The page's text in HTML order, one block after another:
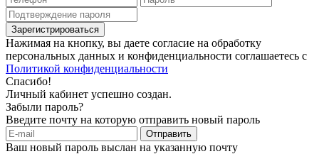
Зарегистрироваться
Нажимая на кнопку, вы даете согласие на обработку
персональных данных и конфиденциальности соглашаетесь с
Политикой конфиденциальности
Спасибо!
Личный кабинет успешно создан.
Забыли пароль?
Введите почту на которую отправить новый пароль
Отправить
Ваш новый пароль выслан на указанную почту